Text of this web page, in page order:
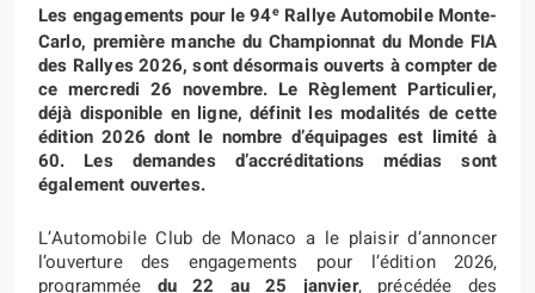
Les engagements pour le 94eRallye Automobile Monte-
Carlo, première manche du Championnat du Monde FIA
des Rallyes 2026, sont désormais ouverts à compter de
ce mercredi 26 novembre. Le Règlement Particulier,
déjà disponible en ligne, définit les modalités de cette
édition 2026 dont le nombre d’équipages est limité à
60. Les demandes d’accréditations médias sont
également ouvertes.
L’Automobile Club de Monaco a le plaisir d’annoncer
l’ouverture des engagements pour l’édition 2026,
programmée du 22 au 25 janvier, précédée des